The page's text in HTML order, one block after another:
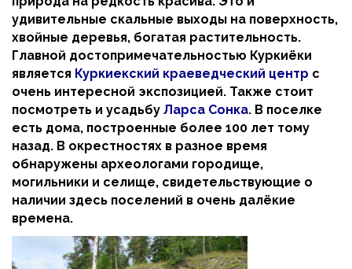
удивительные скальные выходы на поверхность,
хвойные деревья, богатая растительность.
Главной достопримечательностью Куркиёки
является Куркиекский краеведческий центр с
очень интересной экспозицией. Также стоит
посмотреть и усадьбу Ларса Сонка. В поселке
есть дома, построенные более 100 лет тому
назад. В окрестностях в разное время
обнаружены археологами городище,
могильники и селище, свидетельствующие о
наличии здесь поселений в очень далёкие
времена.